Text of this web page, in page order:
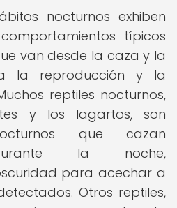
nocturnos exhiben
típicos
van desde la caza y la
la reproducción y la
reptiles nocturnos,
y los lagartos, son
que cazan
la noche,
para acechar a
Otros reptiles,